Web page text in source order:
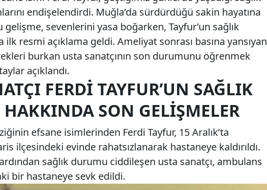
endişelendirdi. Muğla’da sürdürdüğü sakin hayatına
sevenlerini yasa boğarken, Tayfur’un sağlık
ilk resmi açıklama geldi. Ameliyat sonrası basına yansıyan
burkan usta sanatçının son durumunu öğrenmek
açıklandı.
FERDI TAYFUR’UN SAĞLIK
SON GELIŞMELER
efsane isimlerinden Ferdi Tayfur, 15 Aralık’ta
ilçesindeki evinde rahatsızlanarak hastaneye kaldırıldı.
sağlık durumu ciddileşen usta sanatçı, ambulans
bir hastaneye sevk edildi.